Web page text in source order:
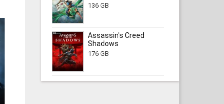
136 GB
Assassin's Creed
Shadows
176 GB